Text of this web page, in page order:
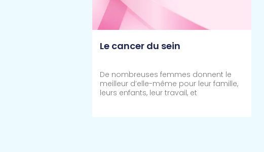
Le cancer du sein
De nombreuses femmes donnent le
meilleur d’elle-même pour leur famille,
leurs enfants, leur travail, et